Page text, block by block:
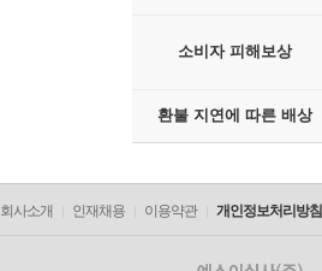
소비자 피해보상
환불 지연에 따른 배상
회사소개 인재채용 이용약관 개인정보처리방침